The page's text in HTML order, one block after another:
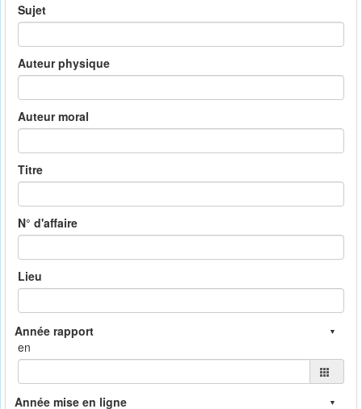
Sujet
Auteur physique
Auteur moral
Titre
N° d'affaire
Lieu
en